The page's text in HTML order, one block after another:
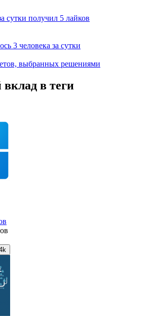
сутки получил 5 лайков
3 человека за сутки
выбранных решениями
в теги